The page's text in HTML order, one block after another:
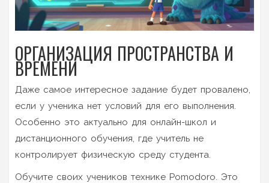
ОРГАНИЗАЦИЯ ПРОСТРАНСТВА И
ВРЕМЕНИ
Даже самое интересное задание будет провалено,
если у ученика нет условий для его выполнения.
Особенно это актуально для онлайн-школ и
дистанционного обучения, где учитель не
контролирует физическую среду студента.
Обучите своих учеников технике Pomodoro. Это